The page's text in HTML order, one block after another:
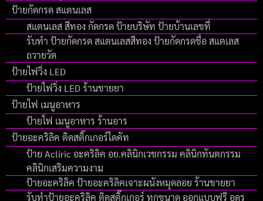
ป้ายกัดกรด สแตนเลส
สแตนเลส สีทอง กัดกรด ป้ายบริษัท ป้ายบ้านเลขที่
รับทำ ป้ายกัดกรด สแตนเลสสีทอง ป้ายกัดกรดชื่อ สแตเลส
ถวายวัด
ป้ายไฟวิ่ง LED
ป้ายไฟวิ่ง LED ร้านขายยา
ป้ายไฟ เมนูอาหาร
ป้ายไฟ เมนูอาหาร ร้านอาร
ป้ายอะคริลิค ติดสติ๊กเกอร์ไดคัท
ป้าย Acliric อะคริลิค อย.คลินิกเวชกรรม คลินิกทันตกรรม
คลินิกเสริมความงาม
ป้ายอะคริลิค ป้ายอะคริลิคเจาะผนังหมุดลอย ร้านขายยา
รับทำป้ายอะคริลิค ติดสติ๊กเกอร์ ทุกขนาด ออกแบบฟรี อุดร